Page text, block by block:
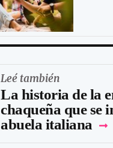
Leé también
La historia de la
chaqueña que se
abuela italiana